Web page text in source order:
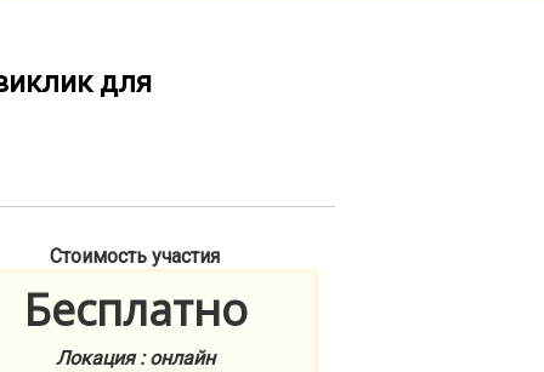
для
Стоимость участия
Бесплатно
Локация : онлайн